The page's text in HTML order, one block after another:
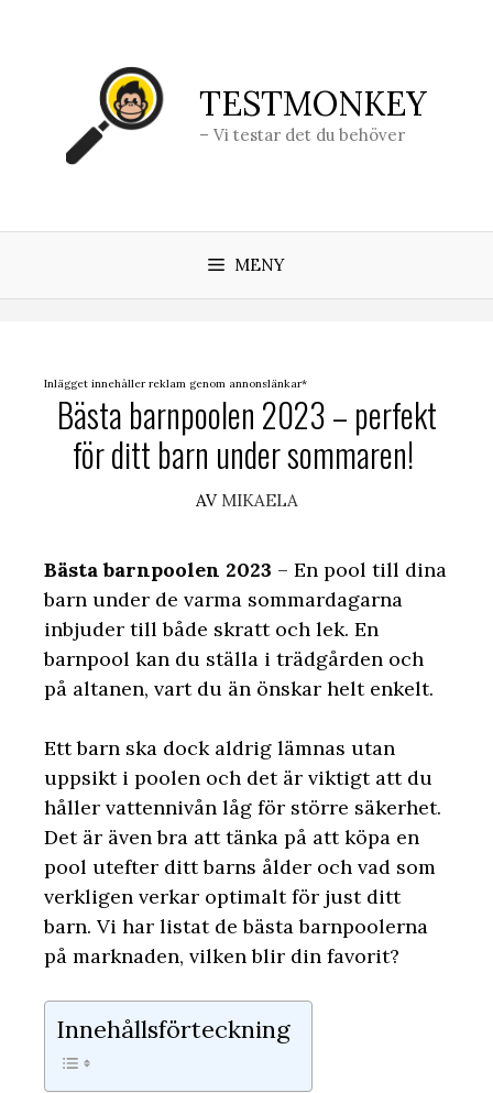
TESTMONKEY
– Vi testar det du behöver
MENY
Inlägget innehåller reklam genom annonslänkar*
Bästa barnpoolen 2023 – perfekt
för ditt barn under sommaren!
AV MIKAELA
Bästa barnpoolen 2023 – En pool till dina
barn under de varma sommardagarna
inbjuder till både skratt och lek. En
barnpool kan du ställa i trädgården och
på altanen, vart du än önskar helt enkelt.
Ett barn ska dock aldrig lämnas utan
uppsikt i poolen och det är viktigt att du
håller vattennivån låg för större säkerhet.
Det är även bra att tänka på att köpa en
pool utefter ditt barns ålder och vad som
verkligen verkar optimalt för just ditt
barn. Vi har listat de bästa barnpoolerna
på marknaden, vilken blir din favorit?
Innehållsförteckning